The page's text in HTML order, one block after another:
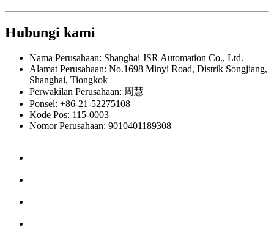
Hubungi kami
Nama Perusahaan: Shanghai JSR Automation Co., Ltd.
Alamat Perusahaan: No.1698 Minyi Road, Distrik Songjiang,
Shanghai, Tiongkok
Perwakilan Perusahaan: 周慧
Ponsel: +86-21-52275108
Kode Pos: 115-0003
Nomor Perusahaan: 9010401189308